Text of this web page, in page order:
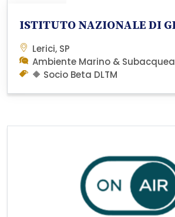
Lerici, SP
Ambiente Marino & Subacquea
🔶 Socio Beta DLTM